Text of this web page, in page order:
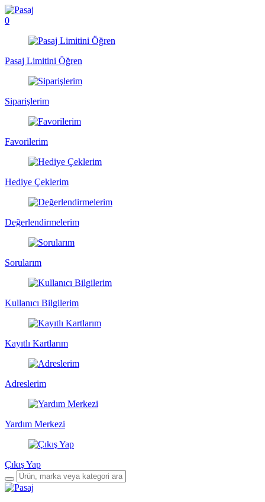
0
Pasaj Limitini Öğren
Siparişlerim
Favorilerim
Hediye Çeklerim
Değerlendirmelerim
Sorularım
Kullanıcı Bilgilerim
Kayıtlı Kartlarım
Adreslerim
Yardım Merkezi
Çıkış Yap